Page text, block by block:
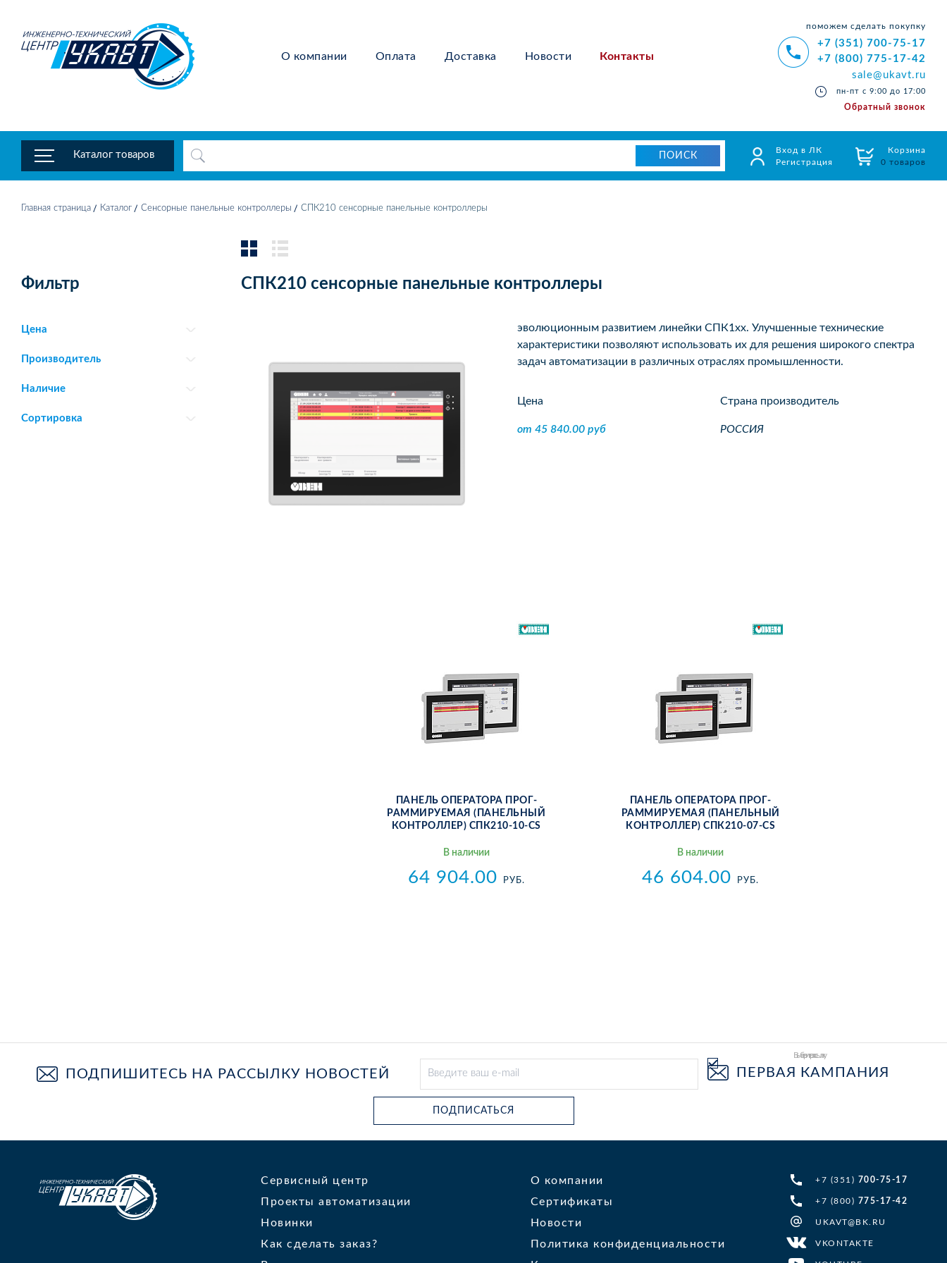
О компании Оплата Доставка Новости Контакты
поможем сделать покупку
+7 (351) 700-75-17
+7 (800) 775-17-42
sale@ukavt.ru
пн-пт с 9:00 до 17:00
Обратный звонок
Каталог товаров
Вход в ЛК
Регистрация
Корзина
0 товаров
Главная страница Каталог Сенсорные панельные контроллеры СПК210 сенсорные панельные контроллеры
Фильтр
Цена
Производитель
Наличие
Сортировка
СПК210 сенсорные панельные контроллеры
эволюционным развитием линейки СПК1хх. Улучшенные технические
характеристики позволяют использовать их для решения широкого спектра
задач автоматизации в различных отраслях промышленности.
Цена
от 45 840.00 руб
Страна производитель
РОССИЯ
ПА­НЕЛЬ ОПЕ­РАТО­РА ПРОГ­
РАММИ­РУ­ЕМАЯ (ПА­НЕЛЬ­НЫЙ
КОН­ТРОЛ­ЛЕР) СПК210-10-CS
В на­личии
64 904.00 РУБ.
ПА­НЕЛЬ ОПЕ­РАТО­РА ПРОГ­
РАММИ­РУ­ЕМАЯ (ПА­НЕЛЬ­НЫЙ
КОН­ТРОЛ­ЛЕР) СПК210-07-CS
В на­личии
46 604.00 РУБ.
ПОДПИШИТЕСЬ НА РАССЫЛКУ НОВОСТЕЙ
Выберите рассылку
ПЕРВАЯ КАМПАНИЯ
ПОДПИСАТЬСЯ
+7 (351) 700-75-17
+7 (800) 775-17-42
UKAVT@BK.RU
VKONTAKTE
Сервисный центр
Проекты автоматизации
Новинки
Как сделать заказ?
О компании
Сертификаты
Новости
Политика конфиденциальности